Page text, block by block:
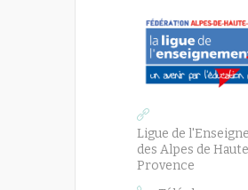
Ligue de
des Alpes de
Provence